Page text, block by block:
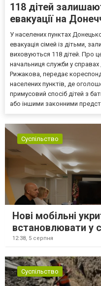
118 дітей
евакуації на
У населених пунктах
евакуація сімей із дітьми,
виховуються 118 дітей. Про
начальниця служби у
Рижакова, передає
населених пунктів, де
примусовий спосіб дітей з
або іншими законними
Суспільство
Нові мобільні
встановлювати у
12:38, 5 серпня
Суспільство